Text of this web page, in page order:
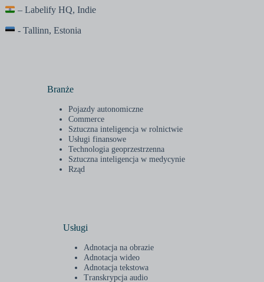
– Labelify HQ, Indie
- Tallinn, Estonia
Branże
Pojazdy autonomiczne
Commerce
Sztuczna inteligencja w rolnictwie
Usługi finansowe
Technologia geoprzestrzenna
Sztuczna inteligencja w medycynie
Rząd
Usługi
Adnotacja na obrazie
Adnotacja wideo
Adnotacja tekstowa
Transkrypcja audio